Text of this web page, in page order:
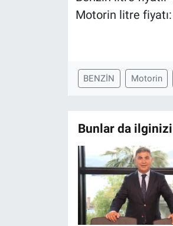
Motorin litre
BENZİN Motorin
Bunlar da